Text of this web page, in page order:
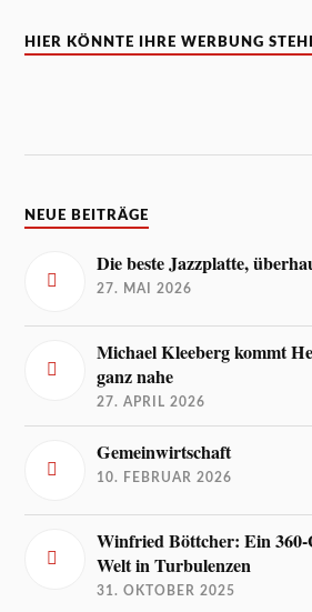
HIER KÖNNTE IHRE WERBUNG
NEUE BEITRÄGE
Die beste Jazzplatte,
27. MAI 2026
Michael Kleeberg kommt
ganz nahe
27. APRIL 2026
Gemeinwirtschaft
10. FEBRUAR 2026
Winfried Böttcher: Ein
Welt in Turbulenzen
31. OKTOBER 2025